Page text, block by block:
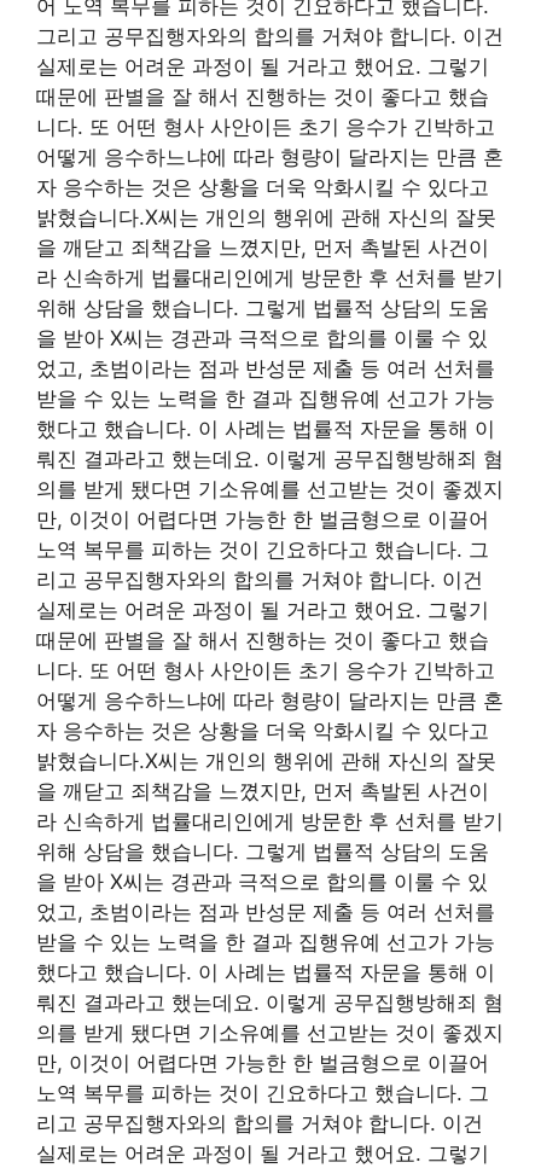
어 노역 복무를 피하는 것이 긴요하다고 했습니다.
그리고 공무집행자와의 합의를 거쳐야 합니다. 이건
실제로는 어려운 과정이 될 거라고 했어요. 그렇기
때문에 판별을 잘 해서 진행하는 것이 좋다고 했습
니다. 또 어떤 형사 사안이든 초기 응수가 긴박하고
어떻게 응수하느냐에 따라 형량이 달라지는 만큼 혼
자 응수하는 것은 상황을 더욱 악화시킬 수 있다고
밝혔습니다.X씨는 개인의 행위에 관해 자신의 잘못
을 깨닫고 죄책감을 느꼈지만, 먼저 촉발된 사건이
라 신속하게 법률대리인에게 방문한 후 선처를 받기
위해 상담을 했습니다. 그렇게 법률적 상담의 도움
을 받아 X씨는 경관과 극적으로 합의를 이룰 수 있
었고, 초범이라는 점과 반성문 제출 등 여러 선처를
받을 수 있는 노력을 한 결과 집행유예 선고가 가능
했다고 했습니다. 이 사례는 법률적 자문을 통해 이
뤄진 결과라고 했는데요. 이렇게 공무집행방해죄 혐
의를 받게 됐다면 기소유예를 선고받는 것이 좋겠지
만, 이것이 어렵다면 가능한 한 벌금형으로 이끌어
노역 복무를 피하는 것이 긴요하다고 했습니다. 그
리고 공무집행자와의 합의를 거쳐야 합니다. 이건
실제로는 어려운 과정이 될 거라고 했어요. 그렇기
때문에 판별을 잘 해서 진행하는 것이 좋다고 했습
니다. 또 어떤 형사 사안이든 초기 응수가 긴박하고
어떻게 응수하느냐에 따라 형량이 달라지는 만큼 혼
자 응수하는 것은 상황을 더욱 악화시킬 수 있다고
밝혔습니다.X씨는 개인의 행위에 관해 자신의 잘못
을 깨닫고 죄책감을 느꼈지만, 먼저 촉발된 사건이
라 신속하게 법률대리인에게 방문한 후 선처를 받기
위해 상담을 했습니다. 그렇게 법률적 상담의 도움
을 받아 X씨는 경관과 극적으로 합의를 이룰 수 있
었고, 초범이라는 점과 반성문 제출 등 여러 선처를
받을 수 있는 노력을 한 결과 집행유예 선고가 가능
했다고 했습니다. 이 사례는 법률적 자문을 통해 이
뤄진 결과라고 했는데요. 이렇게 공무집행방해죄 혐
의를 받게 됐다면 기소유예를 선고받는 것이 좋겠지
만, 이것이 어렵다면 가능한 한 벌금형으로 이끌어
노역 복무를 피하는 것이 긴요하다고 했습니다. 그
리고 공무집행자와의 합의를 거쳐야 합니다. 이건
실제로는 어려운 과정이 될 거라고 했어요. 그렇기